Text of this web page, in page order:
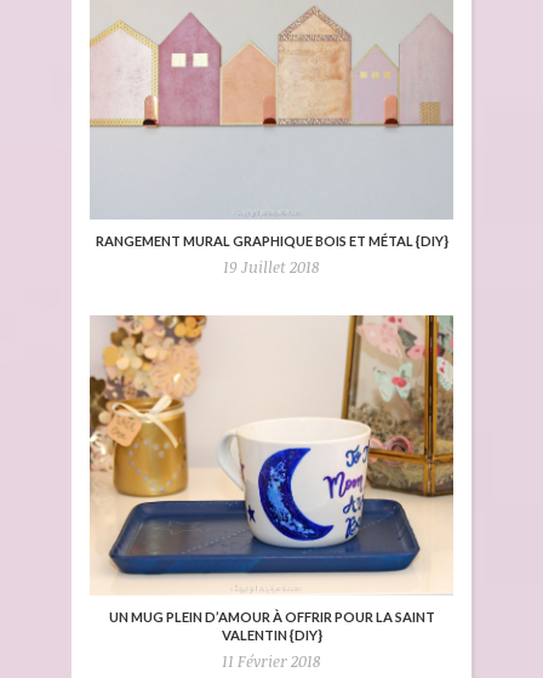
RANGEMENT MURAL GRAPHIQUE BOIS ET MÉTAL {DIY}
19 Juillet 2018
UN MUG PLEIN D’AMOUR À OFFRIR POUR LA SAINT
VALENTIN {DIY}
11 Février 2018